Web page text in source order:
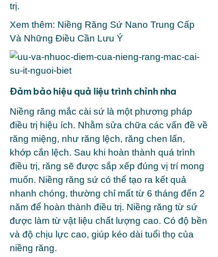
trị.
Xem thêm: Niềng Răng Sứ Nano Trung Cấp
Và Những Điều Cần Lưu Ý
Đảm bảo hiệu quả liệu trình chỉnh nha
Niềng răng mắc cài sứ là một phương pháp
điều trị hiệu ích. Nhằm sửa chữa các vấn đề về
răng miệng, như răng lệch, răng chen lấn,
khớp cắn lệch. Sau khi hoàn thành quá trình
điều trị, răng sẽ được sắp xếp đúng vị trí mong
muốn. Niềng răng sứ có thể tạo ra kết quả
nhanh chóng, thường chỉ mất từ 6 tháng đến 2
năm để hoàn thành điều trị. Niềng răng từ sứ
được làm từ vật liệu chất lượng cao. Có độ bền
và độ chịu lực cao, giúp kéo dài tuổi thọ của
niềng răng.